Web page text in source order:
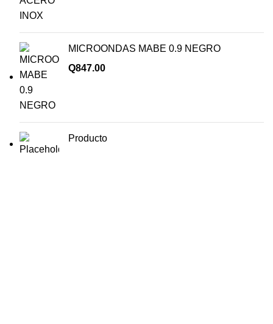
MICROONDAS MABE 0.9 NEGRO
Q847.00
Producto